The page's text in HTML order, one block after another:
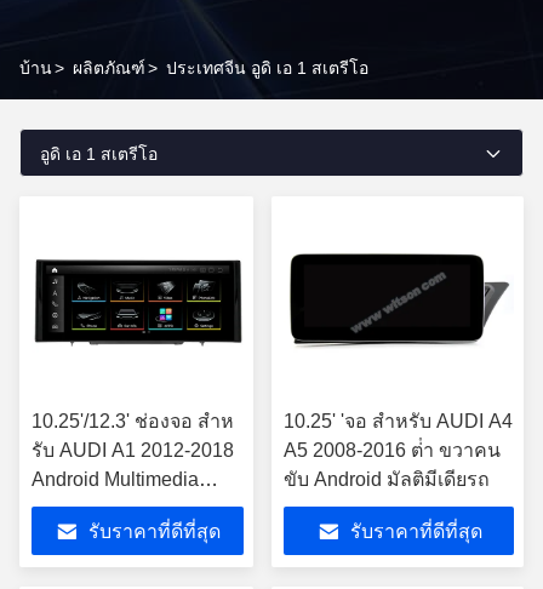
บ้าน> ผลิตภัณฑ์> ประเทศจีน อูดิ เอ 1 สเตรีโอ
อูดิ เอ 1 สเตรีโอ
10.25'/12.3' ช่องจอ สําห
รับ AUDI A1 2012-2018
Android Multimedia
Player
รับราคาที่ดีที่สุด
10.25' 'จอ สําหรับ AUDI A4
A5 2008-2016 ต่ํา ขวาคน
ขับ Android มัลติมีเดียรถ
รับราคาที่ดีที่สุด